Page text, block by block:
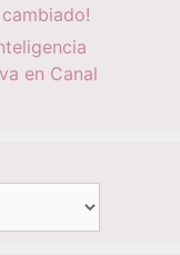
en Canal